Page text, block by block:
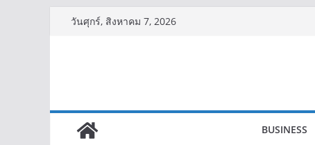
วันศุกร์, สิงหาคม 7, 2026
BUSINESS